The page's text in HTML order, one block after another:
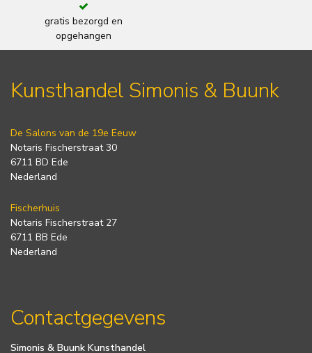
gratis bezorgd en
opgehangen
Kunsthandel Simonis & Buunk
De Salons van de 19e Eeuw
Notaris Fischerstraat 30
6711 BD Ede
Nederland
Fischerhuis
Notaris Fischerstraat 27
6711 BB Ede
Nederland
Contactgegevens
Simonis & Buunk Kunsthandel